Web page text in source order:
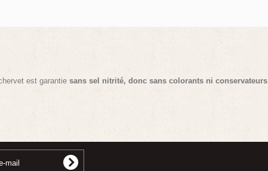
est garantie sans sel nitrité, donc sans colorants ni conservateurs